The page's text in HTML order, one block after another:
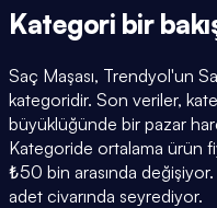
Kategori bir
Saç Maşası, Trendyol'un
kategoridir. Son veriler,
büyüklüğünde bir pazar
Kategoride ortalama ürün
₺50 bin arasında
adet civarında seyrediyor.